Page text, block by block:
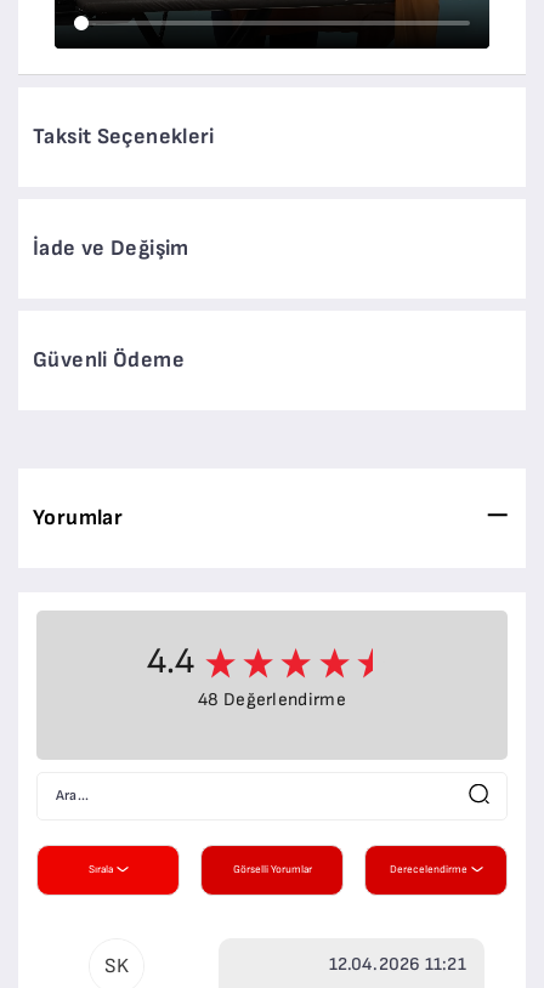
Taksit Seçenekleri
İade ve Değişim
Güvenli Ödeme
Yorumlar
4.4
48 Değerlendirme
Sırala Görselli Yorumlar Derecelendirme
SK
12.04.2026 11:21